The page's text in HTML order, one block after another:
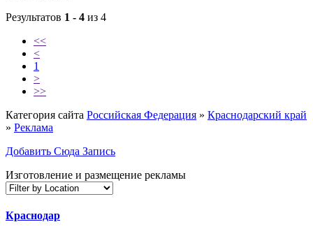
Результатов 1 - 4 из 4
<<
<
1
>
>>
Категория сайта Российская Федерация » Краснодарский край
» Реклама
Добавить Сюда Запись
Изготовление и размещение рекламы
Краснодар